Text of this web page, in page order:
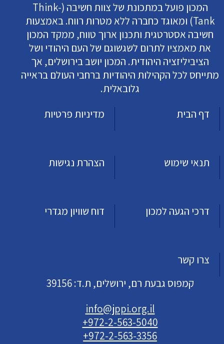
המכון פועל במתכונת של צוות חשיבה (Think-
Tank) ומאוגד כחברה ללא מטרות רווח. באמצעות
חשיבה אסטרטגית ותכנון ארוך טווח, ממקד המכון
את מאמציו לתרום לשגשוגם של העם היהודי ושל
הציביליזציה היהודית. המכון יושב בירושלים, אך
מתייחס לכל הקהילות היהודיות ברחבי העולם בראייה
גלובאלית.
דף הבית
מדיניות פרטיות
תנאי שימוש הצהרת נגישות
דרכי הגעה למכון דוח שוויון מגדרי
צרו קשר
קמפוס גבעת רם, ירושלים, ת.ד: 39156
info@jppi.org.il
+972-2-563-5040
+972-2-563-3356